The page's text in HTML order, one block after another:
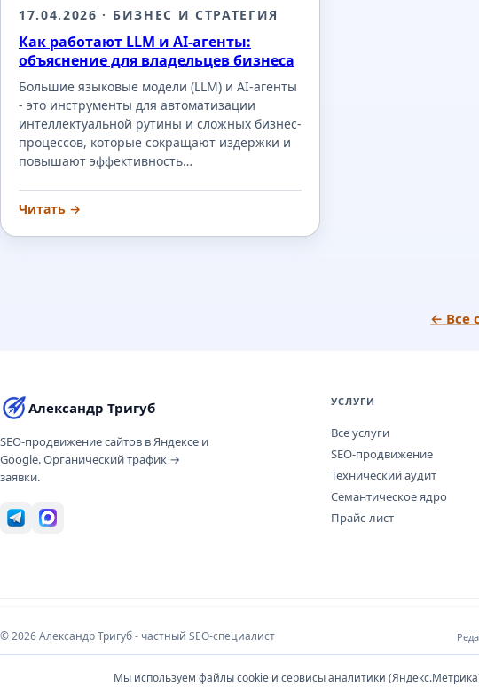
17.04.2026 · БИЗНЕС И СТРАТЕГИЯ
Как работают LLM и AI-агенты:
объяснение для владельцев бизнеса
Большие языковые модели (LLM) и AI-агенты
- это инструменты для автоматизации
интеллектуальной рутины и сложных бизнес-
процессов, которые сокращают издержки и
повышают эффективность…
Читать →
← Все
Александр Тригуб
SEO-продвижение сайтов в Яндексе и
Google. Органический трафик →
заявки.
УСЛУГИ
Все услуги
SEO-продвижение
Технический аудит
Семантическое ядро
Прайс-лист
© 2026 Александр Тригуб - частный SEO-специалист
Информация носит справочный характер и не является публичной офертой. Используя сайт и
Мы используем файлы cookie и сервисы аналитики